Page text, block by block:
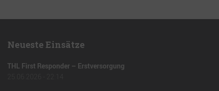
Neueste Einsätze
THL First Responder – Erstversorgung